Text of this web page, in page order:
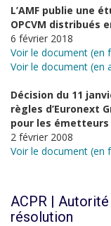
L’AMF publie une
OPCVM distribués
6 février 2018
Voir le document (en
Voir le document (en
Décision du 11
règles d’Euronext
pour les émetteurs
2 février 2008
Voir le document (en
ACPR |
résolution